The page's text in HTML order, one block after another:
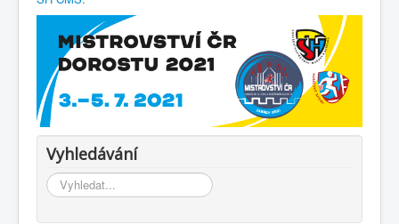
Vyhledávání
Vyhledávání...